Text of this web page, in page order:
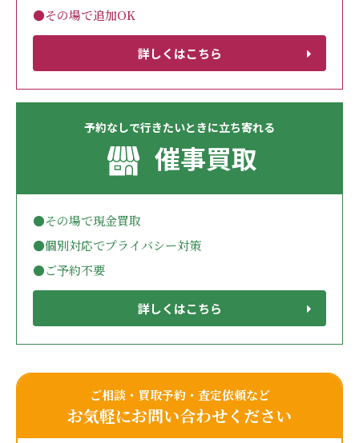
●その場で追加OK
詳しくはこちら
予約なしで行きたいときに立ち寄れる
催事買取
●その場で現金買取
●個別対応でプライバシー対策
●ご予約不要
詳しくはこちら
ご相談・買取予約・査定依頼など
お気軽にお問い合わせください